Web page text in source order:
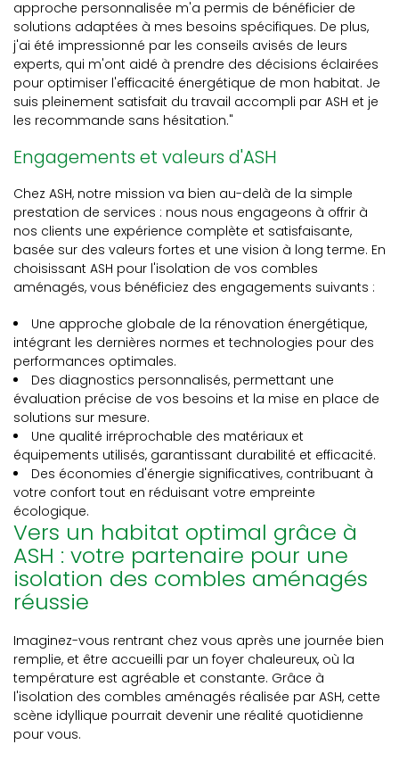
approche personnalisée m'a permis de bénéficier de
solutions adaptées à mes besoins spécifiques. De plus,
j'ai été impressionné par les conseils avisés de leurs
experts, qui m'ont aidé à prendre des décisions éclairées
pour optimiser l'efficacité énergétique de mon habitat. Je
suis pleinement satisfait du travail accompli par ASH et je
les recommande sans hésitation."
Engagements et valeurs d'ASH
Chez ASH, notre mission va bien au-delà de la simple
prestation de services : nous nous engageons à offrir à
nos clients une expérience complète et satisfaisante,
basée sur des valeurs fortes et une vision à long terme. En
choisissant ASH pour l'isolation de vos combles
aménagés, vous bénéficiez des engagements suivants :
Une approche globale de la rénovation énergétique,
intégrant les dernières normes et technologies pour des
performances optimales.
Des diagnostics personnalisés, permettant une
évaluation précise de vos besoins et la mise en place de
solutions sur mesure.
Une qualité irréprochable des matériaux et
équipements utilisés, garantissant durabilité et efficacité.
Des économies d'énergie significatives, contribuant à
votre confort tout en réduisant votre empreinte
écologique.
Vers un habitat optimal grâce à
ASH : votre partenaire pour une
isolation des combles aménagés
réussie
Imaginez-vous rentrant chez vous après une journée bien
remplie, et être accueilli par un foyer chaleureux, où la
température est agréable et constante. Grâce à
l'isolation des combles aménagés réalisée par ASH, cette
scène idyllique pourrait devenir une réalité quotidienne
pour vous.